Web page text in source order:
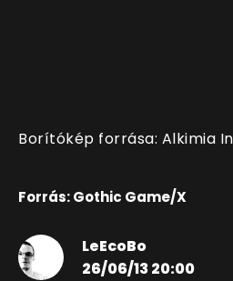
Borítókép forrása: Alkimia
Forrás: Gothic Game/X
LeEcoBo
26/06/13 20:00